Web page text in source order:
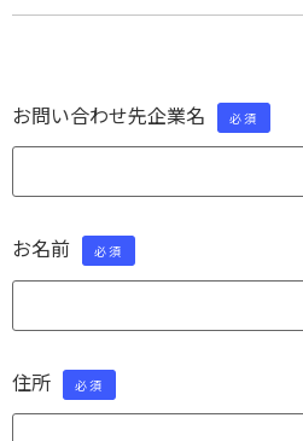
お問い合わせ先企業名 必須
お名前 必須
住所 必須